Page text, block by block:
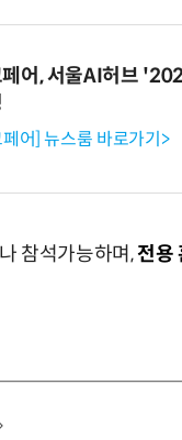
어, 서울AI허브
어] 뉴스룸 바로가기>
참석가능하며,전용